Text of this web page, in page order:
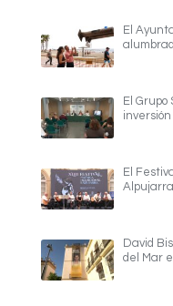
El
El
El
David
del Mar